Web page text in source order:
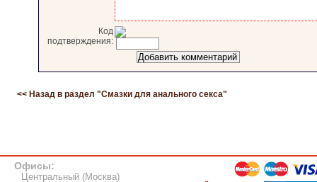
Код
подтверждения:
<< Назад в раздел "Смазки для анального секса"
Офисы:
Центральный (Москва)